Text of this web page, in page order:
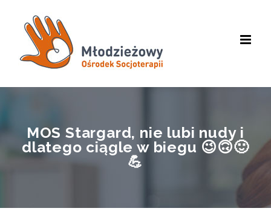
content
MOS Stargard, nie lubi nudy i
dlatego ciągle w biegu 😉🙃🙂
💪